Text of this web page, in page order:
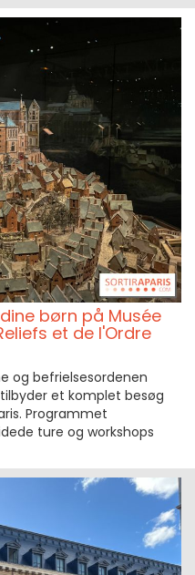
børn på Musée
et de l'Ordre
og befrielsesordenen
et komplet besøg
Programmet
ture og workshops